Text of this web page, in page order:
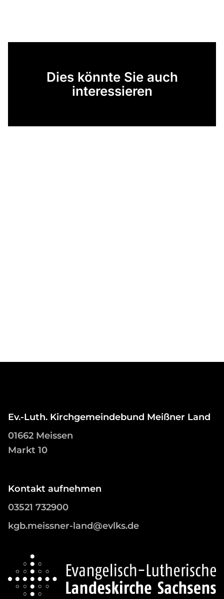
Dies könnte Sie auch
interessieren
Ev.-Luth. Kirchgemeindebund Meißner Land
01662 Meissen
Markt 10
Kontakt aufnehmen
03521 732900
kgb.meissner-land@evlks.de